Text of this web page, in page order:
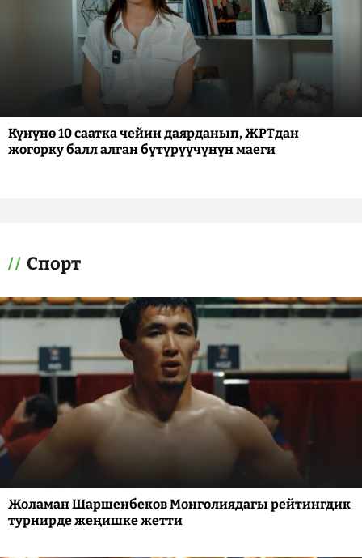
Күнүнө 10 саатка чейин даярданып, ЖРТдан
жогорку балл алган бүтүрүүчүнүн маеги
Спорт
Жоламан Шаршенбеков Монголиядагы рейтингдик
турнирде жеңишке жетти